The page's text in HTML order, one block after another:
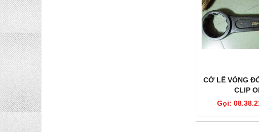
CỜ LÊ VÒNG
CLIP
Gọi: